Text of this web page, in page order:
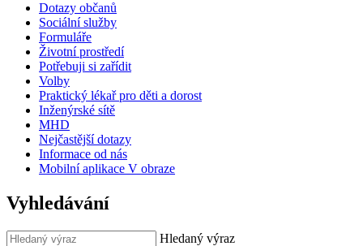
Dotazy občanů
Sociální služby
Formuláře
Životní prostředí
Potřebuji si zařídit
Volby
Praktický lékař pro děti a dorost
Inženýrské sítě
MHD
Nejčastější dotazy
Informace od nás
Mobilní aplikace V obraze
Vyhledávání
Hledaný výraz